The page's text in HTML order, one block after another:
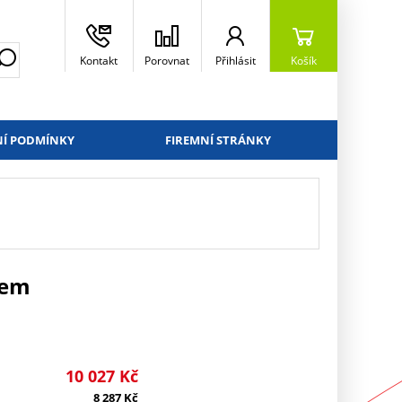
Kontakt Porovnat Přihlásit Košík
PODMÍNKY FIREMNÍ STRÁNKY
10 027 Kč
8 287 Kč